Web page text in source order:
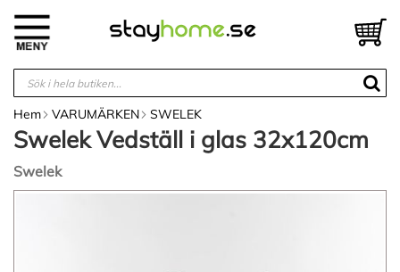
innehållet
Hem VARUMÄRKEN SWELEK
Swelek Vedställ i glas 32x120cm
Swelek